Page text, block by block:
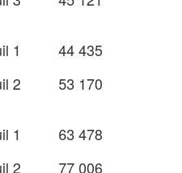
1
44 435
2
53 170
1
63 478
2
77 006